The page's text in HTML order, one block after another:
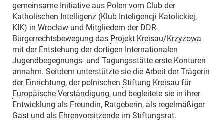
gemeinsame Initiative aus Polen vom Club der
Katholischen Intelligenz (Klub Inteligencji Katolickiej,
KIK) in Wrocław und Mitgliedern der DDR-
Bürgerrechtsbewegung das Projekt Kreisau/Krzyżowa
mit der Entstehung der dortigen Internationalen
Jugendbegegnungs- und Tagungsstätte erste Konturen
annahm. Seitdem unterstützte sie die Arbeit der Trägerin
der Einrichtung, der polnischen Stiftung Kreisau für
Europäische Verständigung, und begleitete sie in ihrer
Entwicklung als Freundin, Ratgeberin, als regelmäßiger
Gast und als Ehrenvorsitzende im Stiftungsrat.